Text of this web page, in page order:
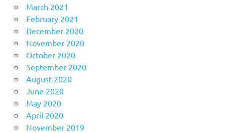
March 2021
February 2021
December 2020
November 2020
October 2020
September 2020
August 2020
June 2020
May 2020
April 2020
November 2019